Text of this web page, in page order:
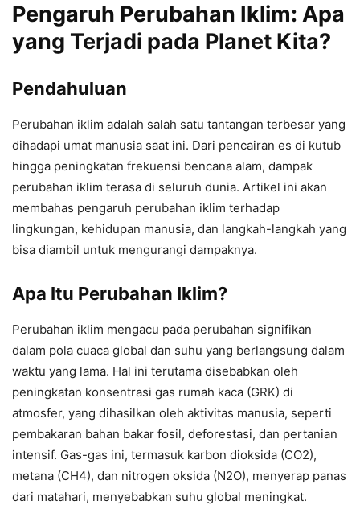
Pengaruh Perubahan Iklim: Apa
yang Terjadi pada Planet Kita?
Pendahuluan
Perubahan iklim adalah salah satu tantangan terbesar yang
dihadapi umat manusia saat ini. Dari pencairan es di kutub
hingga peningkatan frekuensi bencana alam, dampak
perubahan iklim terasa di seluruh dunia. Artikel ini akan
membahas pengaruh perubahan iklim terhadap
lingkungan, kehidupan manusia, dan langkah-langkah yang
bisa diambil untuk mengurangi dampaknya.
Apa Itu Perubahan Iklim?
Perubahan iklim mengacu pada perubahan signifikan
dalam pola cuaca global dan suhu yang berlangsung dalam
waktu yang lama. Hal ini terutama disebabkan oleh
peningkatan konsentrasi gas rumah kaca (GRK) di
atmosfer, yang dihasilkan oleh aktivitas manusia, seperti
pembakaran bahan bakar fosil, deforestasi, dan pertanian
intensif. Gas-gas ini, termasuk karbon dioksida (CO2),
metana (CH4), dan nitrogen oksida (N2O), menyerap panas
dari matahari, menyebabkan suhu global meningkat.